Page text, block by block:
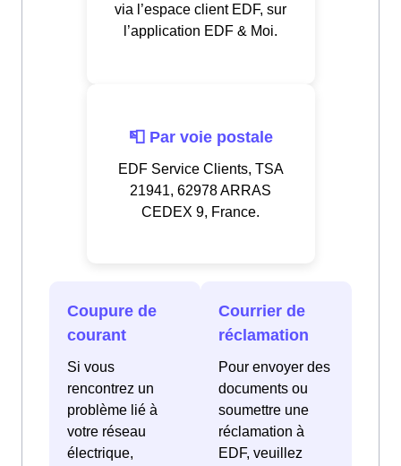
via l’espace client EDF, sur
l’application EDF & Moi.
📮 Par voie postale
EDF Service Clients, TSA
21941, 62978 ARRAS
CEDEX 9, France.
Coupure de
courant
Si vous
rencontrez un
problème lié à
votre réseau
électrique,
Courrier de
réclamation
Pour envoyer des
documents ou
soumettre une
réclamation à
EDF, veuillez